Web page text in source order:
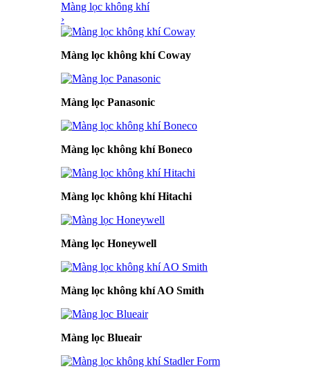
Màng lọc không khí
›
Màng lọc không khí Coway
Màng lọc Panasonic
Màng lọc không khí Boneco
Màng lọc không khí Hitachi
Màng lọc Honeywell
Màng lọc không khí AO Smith
Màng lọc Blueair